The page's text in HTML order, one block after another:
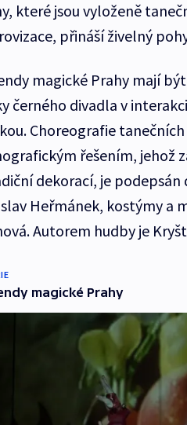
které jsou vyloženě
přináší živelný
magické Prahy mají
černého divadla v
Choreografie
řešením, jehož
dekorací, je
Heřmánek, kostýmy a
Autorem hudby je
magické Prahy